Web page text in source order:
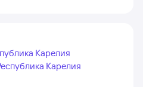
Карелия
Карелия